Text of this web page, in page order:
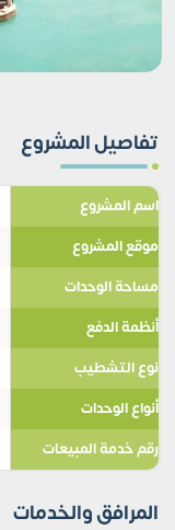
تفاصيل المشروع
اسم المشروع
موقع المشروع
مساحة الوحدات
أنظمة الدفع
نوع التشطيب
أنواع الوحدات
رقم خدمة المبيعات
المرافق والخدمات